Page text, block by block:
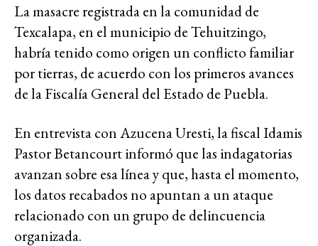
La masacre registrada en la comunidad de
Texcalapa, en el municipio de Tehuitzingo,
habría tenido como origen un conflicto familiar
por tierras, de acuerdo con los primeros avances
de la Fiscalía General del Estado de Puebla.
En entrevista con Azucena Uresti, la fiscal Idamis
Pastor Betancourt informó que las indagatorias
avanzan sobre esa línea y que, hasta el momento,
los datos recabados no apuntan a un ataque
relacionado con un grupo de delincuencia
organizada.